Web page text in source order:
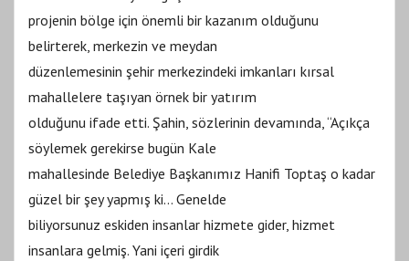
projenin bölge için önemli bir kazanım olduğunu
belirterek, merkezin ve meydan
düzenlemesinin şehir merkezindeki imkanları kırsal
mahallelere taşıyan örnek bir yatırım
olduğunu ifade etti. Şahin, sözlerinin devamında, “Açıkça
söylemek gerekirse bugün Kale
mahallesinde Belediye Başkanımız Hanifi Toptaş o kadar
güzel bir şey yapmış ki… Genelde
biliyorsunuz eskiden insanlar hizmete gider, hizmet
insanlara gelmiş. Yani içeri girdik